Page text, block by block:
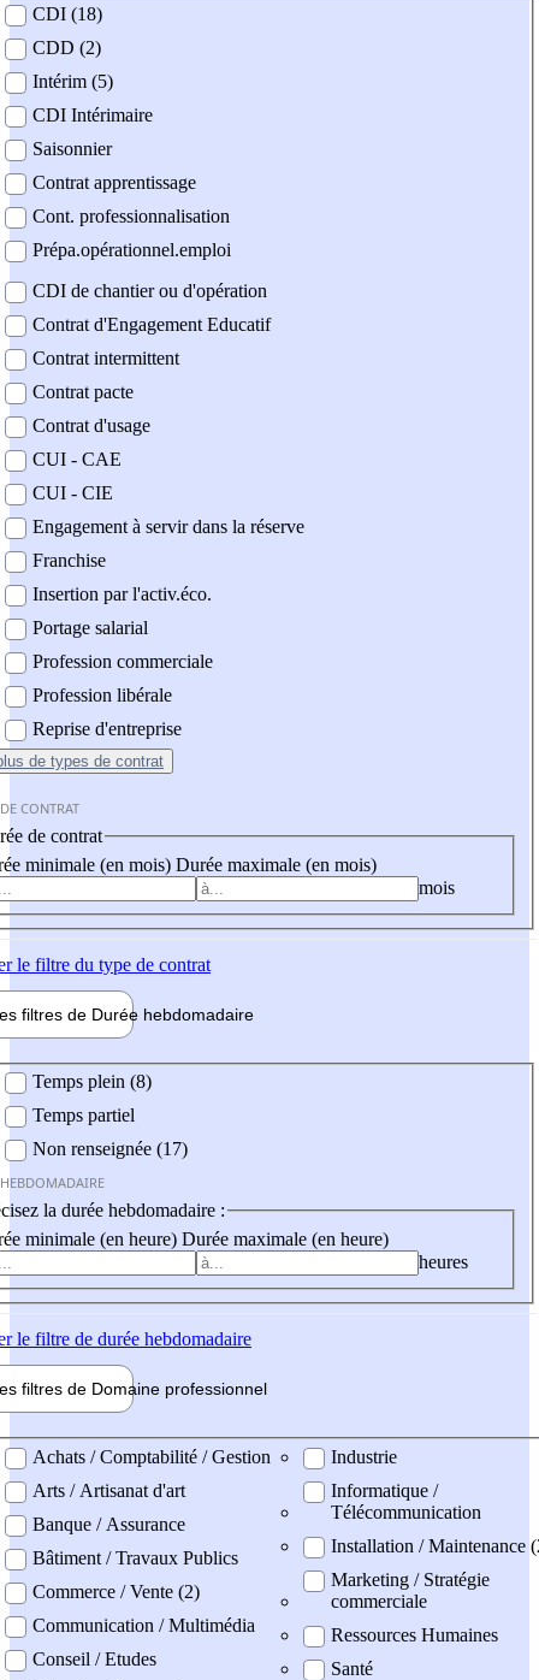
contrat
CDI (18)
CDD (2)
Intérim (5)
CDI Intérimaire
Saisonnier
Contrat apprentissage
Cont. professionnalisation
Prépa.opérationnel.emploi
CDI de chantier ou d'opération
Contrat d'Engagement Educatif
Contrat intermittent
Contrat pacte
Contrat d'usage
CUI - CAE
CUI - CIE
Engagement à servir dans la réserve
Franchise
Insertion par l'activ.éco.
Portage salarial
Profession commerciale
Profession libérale
Reprise d'entreprise
de types de contrat
CONTRAT
de contrat
minimale (en mois) Durée maximale (en mois)
mois
le filtre du type de contrat
filtres de Durée hebdomadaire
Temps plein (8)
Temps partiel
Non renseignée (17)
la durée hebdomadaire :
minimale (en heure) Durée maximale (en heure)
heures
le filtre de durée hebdomadaire
filtres de Domaine professionnel
professionel
Achats / Comptabilité / Gestion
Arts / Artisanat d'art
Banque / Assurance
Bâtiment / Travaux Publics
Commerce / Vente (2)
Communication / Multimédia
Conseil / Etudes
Industrie
Informatique /
Télécommunication
Installation / Maintenance
Marketing / Stratégie
commerciale
Ressources Humaines
Santé